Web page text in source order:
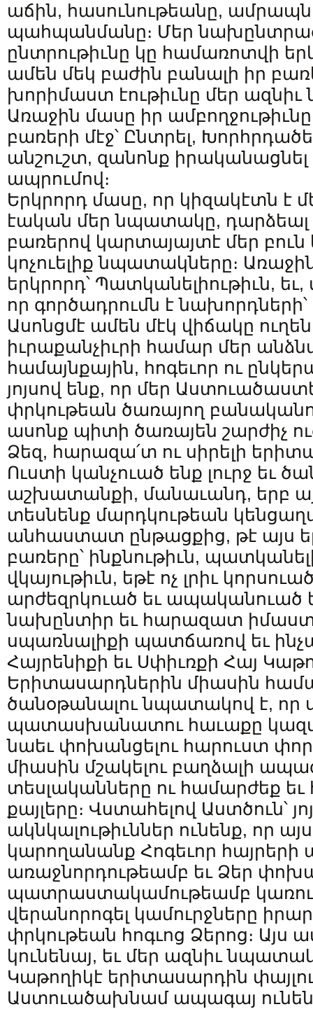
աճին, հասունութեանը,
պահպանմանը։ Մեր նախընտրած
ընտրութիւնը կը համառոտվի
ամեն մեկ բաժին բանալի իր
խորիմաստ էութիւնը մեր
Առաջին մասը իր
բառերի մէջ՝ Ընտրել,
անշուշտ, զանոնք իրականացնել
ապրումով։
Երկրորդ մասը, որ կիզակէտն է
էական մեր նպատակը, դարձեալ
բառերով կարտայայտէ մեր բուն
կոչուելիք նպատակները։
երկրորդ՝ Պատկանելիութիւն,
որ գործադրումն է նախորդների՝
Ասոնցմէ ամեն մէկ վիճակը
իւրաքանչիւրի համար մեր
համայնքային, հոգեւոր ու
յոյսով ենք, որ մեր
փրկութեան ծառայող
ասոնք պիտի ծառայեն շարժիչ
Ձեզ, հարազա՛տ ու սիրելի
Ուստի կանչուած ենք լուրջ եւ
աշխատանքի, մանաւանդ, երբ
տեսնենք մարդկութեան
անհաստատ ընթացքից, թէ այս
բառերը՝ ինքնութիւն,
վկայութիւն, եթէ ոչ լրիւ
արժեզրկուած եւ ապականուած
նախընտիր եւ հարազատ
սպառնալիքի պատճառով եւ
Հայրենիքի եւ Սփիւռքի Հայ
Երիտասարդներին միասին
ծանօթանալու նպատակով է, որ
պատասխանատու հաւաքը
նաեւ փոխանցելու հարուստ
միասին մշակելու բաղձալի
տեսլականները ու համարժեք
քայլերը։ Վստահելով Աստծուն՝
ակնկալութիւններ ունենք, որ
կարողանանք Հոգեւոր հայրերի
առաջնորդութեամբ եւ Ձեր
պատրաստակամութեամբ
վերանորոգել կամուրջները
փրկութեան հոգւոց Ձերոց։ Այս
կունենայ, եւ մեր ազնիւ
Կաթողիկէ երիտասարդին
Աստուածախնամ ապագայ